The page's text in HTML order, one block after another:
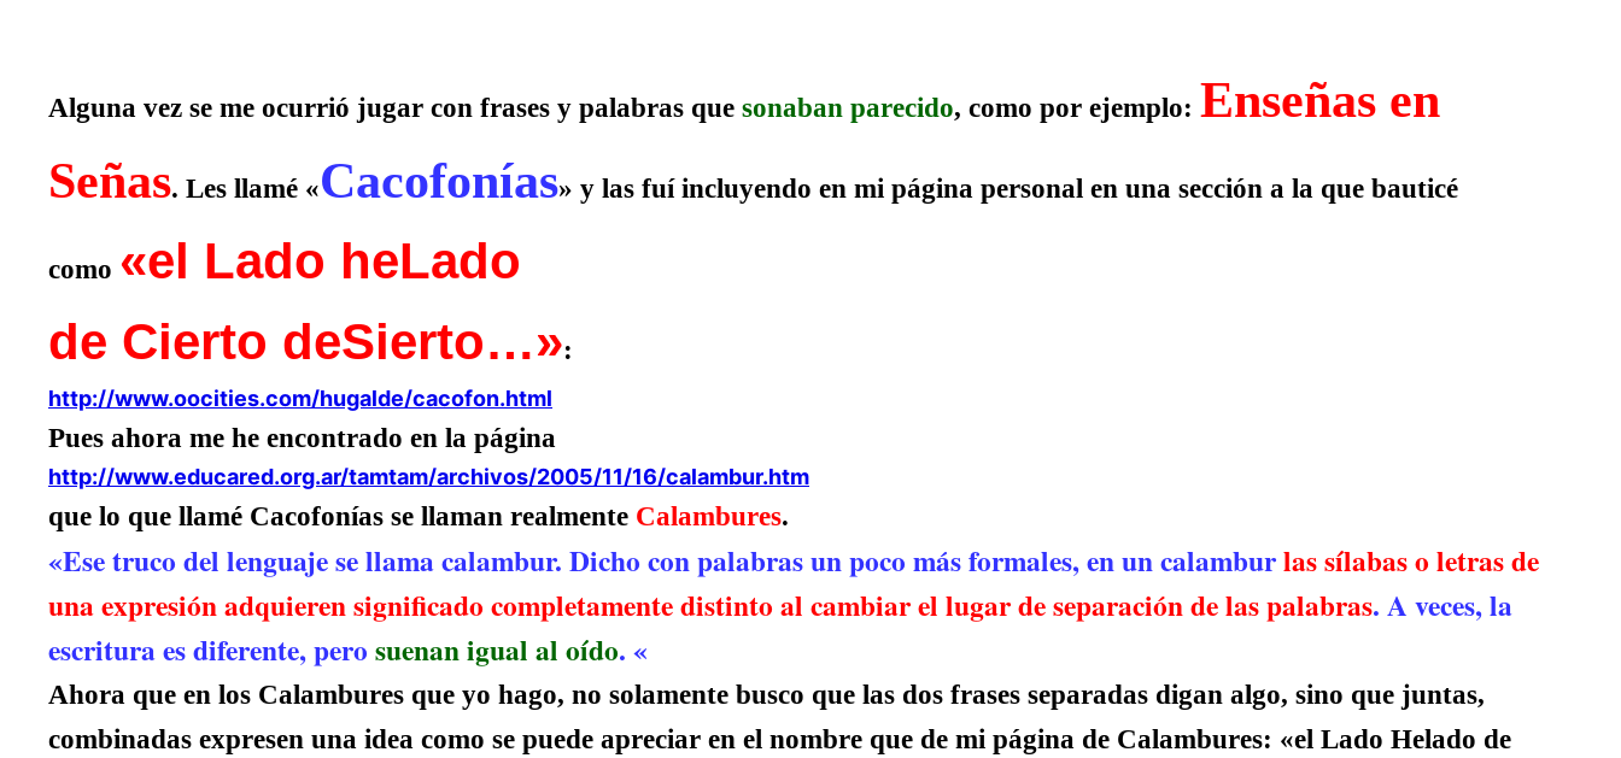
Alguna vez se me ocurrió jugar con frases y palabras que sonaban parecido, como por ejemplo: Enseñas en
Señas. Les llamé «Cacofonías» y las fuí incluyendo en mi página personal en una sección a la que bauticé
como «el Lado heLado
de Cierto deSierto…»:
http://www.oocities.com/hugalde/cacofon.html
Pues ahora me he encontrado en la página
http://www.educared.org.ar/tamtam/archivos/2005/11/16/calambur.htm
que lo que llamé Cacofonías se llaman realmente Calambures.
«Ese truco del lenguaje se llama calambur. Dicho con palabras un poco más formales, en un calamburlas sílabas o letras de
una expresión adquieren significado completamente distinto al cambiar el lugar de separación de las palabras. A veces, la
escritura es diferente, pero suenan igual al oído. «
Ahora que en los Calambures que yo hago, no solamente busco que las dos frases separadas digan algo, sino que juntas,
combinadas expresen una idea como se puede apreciar en el nombre que de mi página de Calambures: «el Lado Helado de